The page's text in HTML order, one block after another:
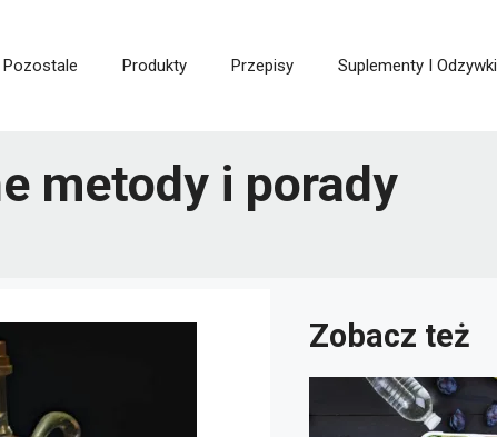
Pozostale Produkty Przepisy Suplementy I Odzywki
metody i porady
Zobacz też